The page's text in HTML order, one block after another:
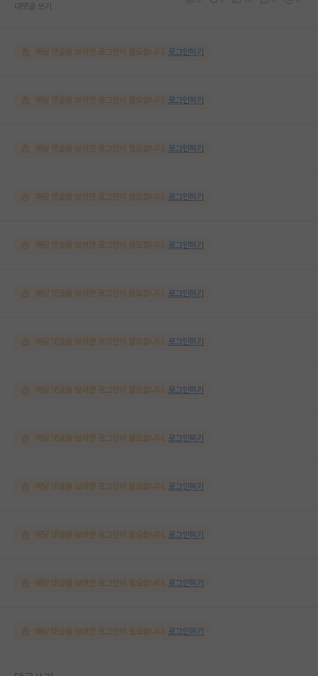
대댓글 쓰기
해당 댓글을 보려면 로그인이 필요합니다. 로그인하기
해당 댓글을 보려면 로그인이 필요합니다. 로그인하기
해당 댓글을 보려면 로그인이 필요합니다. 로그인하기
해당 댓글을 보려면 로그인이 필요합니다. 로그인하기
해당 댓글을 보려면 로그인이 필요합니다. 로그인하기
해당 댓글을 보려면 로그인이 필요합니다. 로그인하기
해당 댓글을 보려면 로그인이 필요합니다. 로그인하기
해당 댓글을 보려면 로그인이 필요합니다. 로그인하기
해당 댓글을 보려면 로그인이 필요합니다. 로그인하기
해당 댓글을 보려면 로그인이 필요합니다. 로그인하기
해당 댓글을 보려면 로그인이 필요합니다. 로그인하기
해당 댓글을 보려면 로그인이 필요합니다. 로그인하기
해당 댓글을 보려면 로그인이 필요합니다. 로그인하기